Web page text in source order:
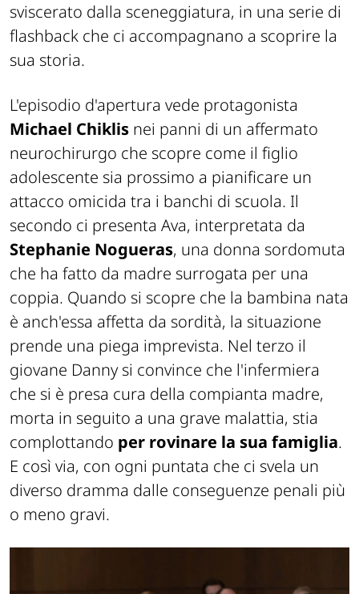
sviscerato dalla sceneggiatura, in una serie di
flashback che ci accompagnano a scoprire la
sua storia.
L'episodio d'apertura vede protagonista
Michael Chiklis nei panni di un affermato
neurochirurgo che scopre come il figlio
adolescente sia prossimo a pianificare un
attacco omicida tra i banchi di scuola. Il
secondo ci presenta Ava, interpretata da
Stephanie Nogueras, una donna sordomuta
che ha fatto da madre surrogata per una
coppia. Quando si scopre che la bambina nata
è anch'essa affetta da sordità, la situazione
prende una piega imprevista. Nel terzo il
giovane Danny si convince che l'infermiera
che si è presa cura della compianta madre,
morta in seguito a una grave malattia, stia
complottando per rovinare la sua famiglia.
E così via, con ogni puntata che ci svela un
diverso dramma dalle conseguenze penali più
o meno gravi.